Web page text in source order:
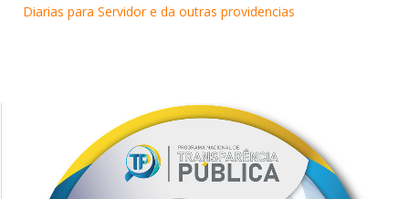
Diarias para Servidor e da outras providencias